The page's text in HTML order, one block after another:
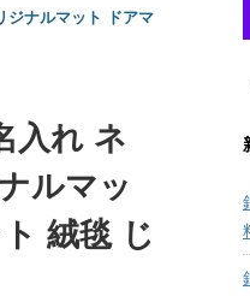
ジナルマット ドアマ
入れ ネ
ルマッ
絨毯 じ